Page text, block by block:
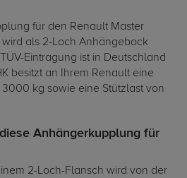
für den Renault Master
wird als 2-Loch Anhängebock
Eintragung ist in Deutschland
besitzt an Ihrem Renault eine
kg sowie eine Stützlast von
Anhängerkupplung für
2-Loch-Flansch wird von der